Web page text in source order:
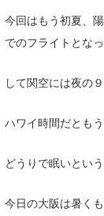
今回はもう初夏、
でのフライトとなっ
して関空には夜の
ハワイ時間だとも
どうりで眠いとい
今日の大阪は暑く